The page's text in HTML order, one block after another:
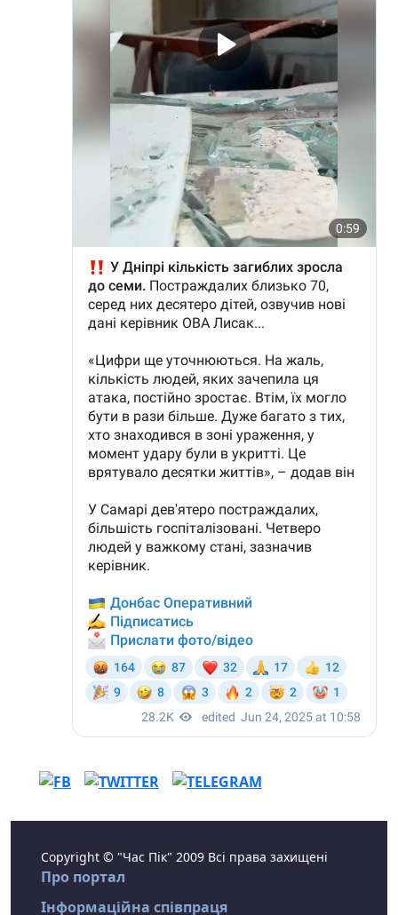
Copyright © "Час Пік" 2009 Всі права захищені
Про портал
Інформаційна співпраця